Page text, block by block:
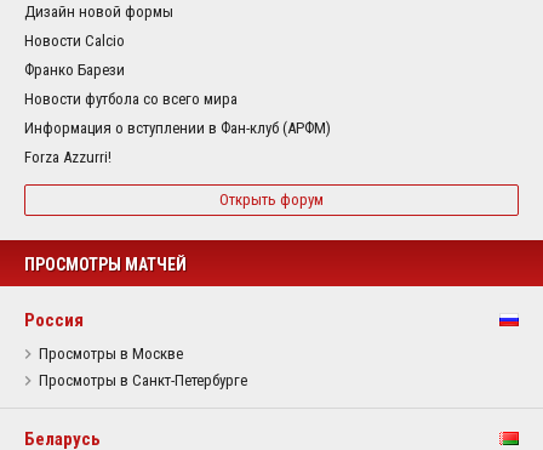
Дизайн новой формы
Новости Calcio
Франко Барези
Новости футбола со всего мира
Информация о вступлении в Фан-клуб (АРФМ)
Forza Azzurri!
Открыть форум
ПРОСМОТРЫ МАТЧЕЙ
Россия
Просмотры в Москве
Просмотры в Санкт-Петербурге
Беларусь